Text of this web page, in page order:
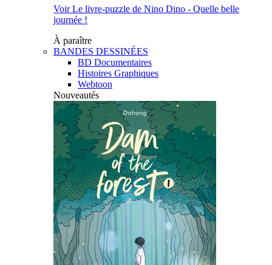
Voir Le livre-puzzle de Nino Dino - Quelle belle
journée !
À paraître
BANDES DESSINÉES
BD Documentaires
Histoires Graphiques
Webtoon
Nouveautés